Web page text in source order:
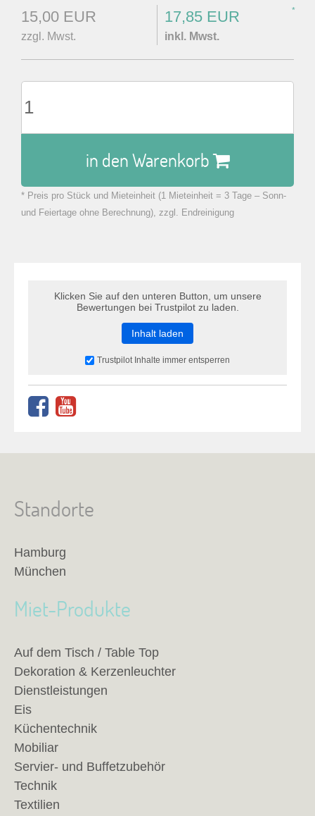
15,00 EUR
zzgl. Mwst.
17,85 EUR *
inkl. Mwst.
in den Warenkorb
zu Warenkorb hinzugefügt.
* Preis pro Stück und Mieteinheit (1 Mieteinheit = 3 Tage – Sonn-
und Feiertage ohne Berechnung), zzgl. Endreinigung
Klicken Sie auf den unteren Button, um unsere
Bewertungen bei Trustpilot zu laden.
Inhalt laden
Trustpilot Inhalte immer entsperren
Standorte
Hamburg
München
Miet-Produkte
Auf dem Tisch / Table Top
Dekoration & Kerzenleuchter
Dienstleistungen
Eis
Küchentechnik
Mobiliar
Servier- und Buffetzubehör
Technik
Textilien